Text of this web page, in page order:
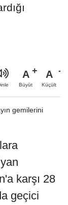
A
Büyüt
A
Küçült
karşı 28
geçici